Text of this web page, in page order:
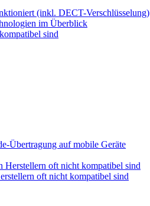
(inkl. DECT-Verschlüsselung)
im Überblick
sind
Übertragung auf mobile Geräte
Herstellern oft nicht kompatibel sind
oft nicht kompatibel sind